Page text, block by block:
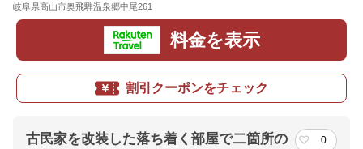
岐阜県高山市奥飛騨温泉郷中尾261
料金を表示
割引クーポンをチェック
古民家を改装した落ち着く部屋で二箇所の
0